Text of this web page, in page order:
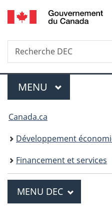
Recherche
Recherche
DEC
Menu
MENU PRINCIPAL
Vous
êtes
ici :
Canada.ca
Développement économique
Financement et services
M
PRINCIPAL
MENU DEC